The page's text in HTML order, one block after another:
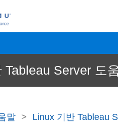
Tableau Server 도
말 Linux 기반 Tableau